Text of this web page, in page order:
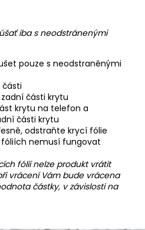
iba s neodstránenými
pouze s neodstraněnými
části
části krytu
krytu na telefon a
části krytu
odstraňte krycí fólie
nemusí fungovat
fólií nelze produkt vrátit
vrácení Vám bude vrácena
částky, v závislosti na